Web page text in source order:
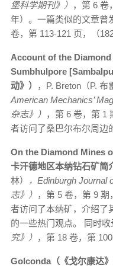
堡科学期刊》） ，第 6 卷
年）。一篇类似的文章曾
卷，第 113-121 页，（
Account of the
Sumbhulpore
动》）
，P. Breton（P. 布
American Mechanics’
杂志》） ，第 6 卷，第 1
者访问了桑巴尔布尔周边
On the Diamond Mines
卡汗德地区本纳钻石矿简
林）
，Edinburgh Journal
志》） ，第 5 卷，第 9
者访问了本纳矿，介绍了
的一些热门观点。 同时收
究》） ，第 18 卷，第
Golconda（《戈尔康达》